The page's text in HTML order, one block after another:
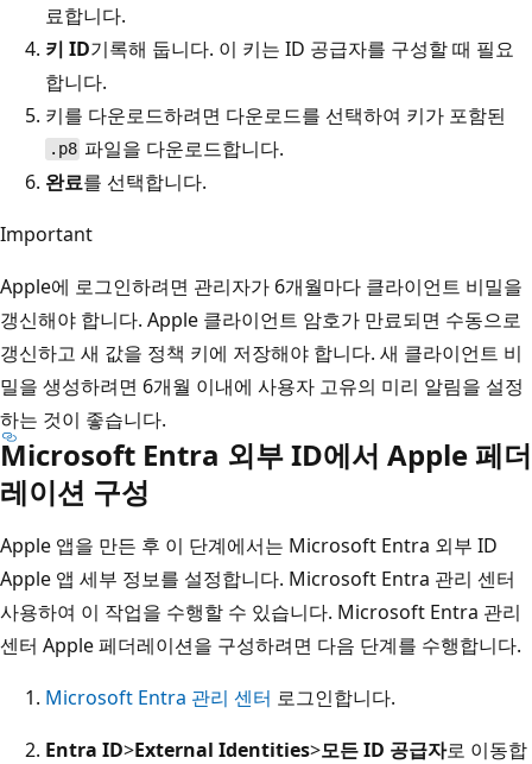
료합니다.
키 ID기록해 둡니다. 이 키는 ID 공급자를 구성할 때 필요
합니다.
키를 다운로드하려면 다운로드를 선택하여 키가 포함된
.p8 파일을 다운로드합니다.
완료를 선택합니다.
Important
Apple에 로그인하려면 관리자가 6개월마다 클라이언트 비밀을
갱신해야 합니다. Apple 클라이언트 암호가 만료되면 수동으로
갱신하고 새 값을 정책 키에 저장해야 합니다. 새 클라이언트 비
밀을 생성하려면 6개월 이내에 사용자 고유의 미리 알림을 설정
하는 것이 좋습니다.
Microsoft Entra 외부 ID에서 Apple 페더
레이션 구성
Apple 앱을 만든 후 이 단계에서는 Microsoft Entra 외부 ID
Apple 앱 세부 정보를 설정합니다. Microsoft Entra 관리 센터
사용하여 이 작업을 수행할 수 있습니다. Microsoft Entra 관리
센터 Apple 페더레이션을 구성하려면 다음 단계를 수행합니다.
Microsoft Entra 관리 센터 로그인합니다.
Entra ID>External Identities>모든 ID 공급자로 이동합